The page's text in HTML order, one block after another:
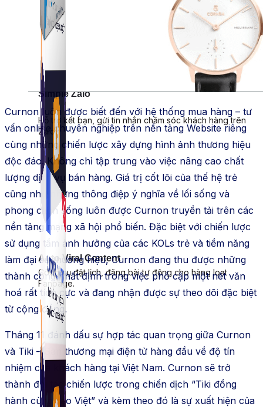
Auto Viral Content
Công cụ đặt lịch, đăng bài tự động cho hàng loạt
Fanpage.
Simple Zalo
Hỗ trợ kết bạn, gửi tin nhắn chăm sóc khách hàng trên
Zalo.
Curnon luôn được biết đến với hệ thống mua hàng – tư
vấn online chuyên nghiệp trên nền tảng Website riêng
cùng những chiến lược xây dựng hình ảnh thương hiệu
độc đáo. Không chỉ tập trung vào việc nâng cao chất
lượng dịch vụ bán hàng. Giá trị cốt lõi của thế hệ trẻ
cũng như những thông điệp ý nghĩa về lối sống và
phong cách sống luôn được Curnon truyền tải trên các
nền tảng mạng xã hội phổ biến. Đặc biệt với chiến lược
sử dụng tầm ảnh hưởng của các KOLs trẻ và tiềm năng
làm đại sứ thương hiệu, Curnon đang thu được những
thành công nhất định trong việc phổ cập một nét văn
hoá rất tích cực và đang nhận được sự theo dõi đặc biệt
từ cộng đồng.
Tháng 11 đánh dấu sự hợp tác quan trọng giữa Curnon
và Tiki – Sàn thương mại điện tử hàng đầu về độ tín
nhiệm của khách hàng tại Việt Nam. Curnon sẽ trở
thành đối tác chiến lược trong chiến dịch “Tiki đồng
hành cùng sao Việt” và kèm theo đó là sự xuất hiện của